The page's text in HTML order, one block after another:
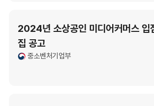
2024년 소상공인 미디어커머스 입
집 공고
중소벤처기업부